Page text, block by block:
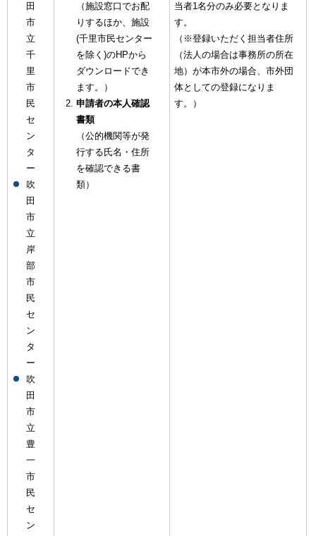
田
市
立
千
里
市
民
セ
ン
タ
ー
吹
田
市
立
岸
部
市
民
セ
ン
タ
ー
吹
田
市
立
豊
一
市
民
セ
ン
（施設窓口でお配
りするほか、施設
(千里市民センター
を除く)のHPから
ダウンロードでき
ます。）
申請者の本人確認
書類
（公的機関等が発
行する氏名・住所
を確認できる書
類）
当者1名分のみ必要となりま
す。
（※登録いただく担当者住所
（法人の場合は事務所の所在
地）が本市外の場合、市外団
体としての登録になりま
す。）